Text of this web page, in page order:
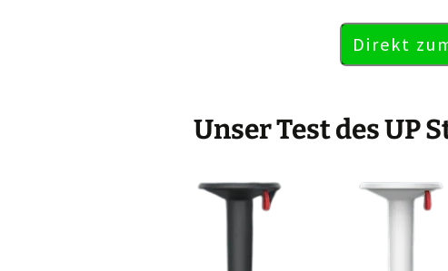
Direkt
Unser Test des UP